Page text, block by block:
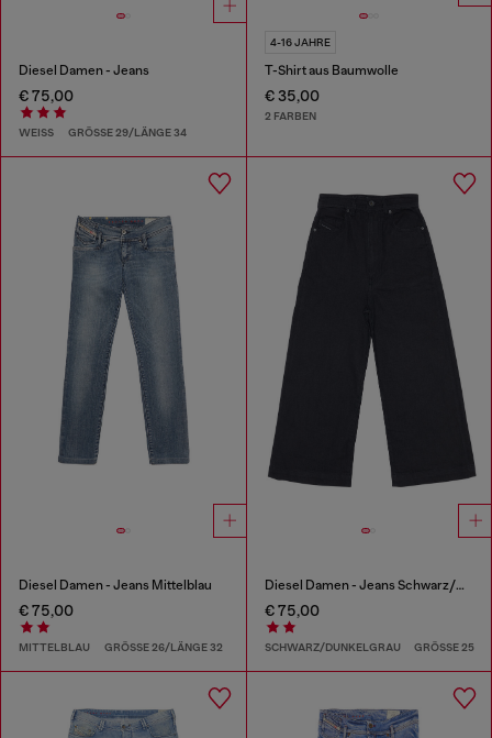
Diesel Damen - Jeans
€ 75,00
WEISS GRÖSSE 29/LÄNGE 34
4-16 JAHRE
T-Shirt aus Baumwolle
€ 35,00
2 FARBEN
Diesel Damen - Jeans Mittelblau
€ 75,00
MITTELBLAU GRÖSSE 26/LÄNGE 32
Diesel Damen - Jeans Schwarz/Dunkelgrau
€ 75,00
SCHWARZ/DUNKELGRAU GRÖSSE 25